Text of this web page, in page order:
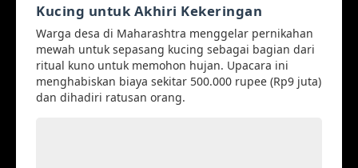
Kucing untuk Akhiri Kekeringan
Warga desa di Maharashtra menggelar pernikahan
mewah untuk sepasang kucing sebagai bagian dari
ritual kuno untuk memohon hujan. Upacara ini
menghabiskan biaya sekitar 500.000 rupee (Rp9 juta)
dan dihadiri ratusan orang.